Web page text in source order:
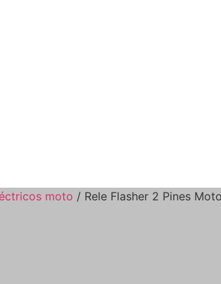
moto / Rele Flasher 2 Pines